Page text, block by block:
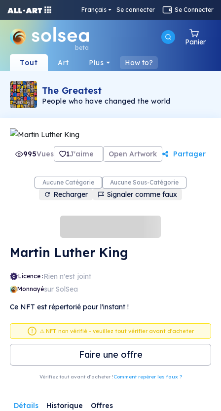
Français Se connecter Se Connecter
beta
Panier
Tout Art Plus How to?
The Greatest
People who have changed the world
995Vues 1J'aime Open Artwork Partager
Aucune Catégorie Aucune Sous-Catégorie
Recharger Signaler comme faux
Martin Luther King
Licence :Rien n'est joint
Monnayésur SolSea
Ce NFT est répertorié pour l'instant !
⚠️ NFT non vérifié - veuillez tout vérifier avant d'acheter
Faire une offre
Vérifiez tout avant d'acheter !Comment repérer les faux ?
Détails Historique Offres